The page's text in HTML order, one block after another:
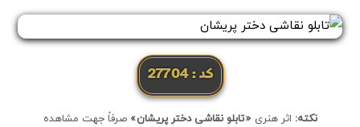
کد: 27704
نکته: اثر هنری «تابلو نقاشی دختر پریشان» صرفاً جهت مشاهده